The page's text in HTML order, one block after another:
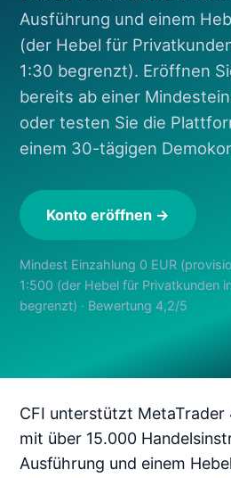
Ausführung und einem
(der Hebel für
1:30 begrenzt). Eröffnen
bereits ab einer
oder testen Sie die
einem 30-tägigen
Konto eröffnen →
Mindest Einzahlung 0 EUR
1:500 (der Hebel für Privatkunden
begrenzt) · Bewertung 4,2/5
CFI unterstützt MetaTrader
mit über 15.000
Ausführung und einem